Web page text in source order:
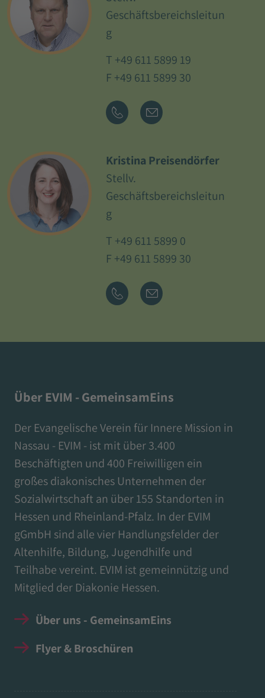
Geschäftsbereichsleitun
g
T +49 611 5899 19
F +49 611 5899 30
Kristina Preisendörfer
Stellv.
Geschäftsbereichsleitun
g
T +49 611 5899 0
F +49 611 5899 30
Über EVIM - GemeinsamEins
Der Evangelische Verein für Innere Mission in
Nassau - EVIM - ist mit über 3.400
Beschäftigten und 400 Freiwilligen ein
großes diakonisches Unternehmen der
Sozialwirtschaft an über 155 Standorten in
Hessen und Rheinland-Pfalz. In der EVIM
gGmbH sind alle vier Handlungsfelder der
Altenhilfe, Bildung, Jugendhilfe und
Teilhabe vereint. EVIM ist gemeinnützig und
Mitglied der Diakonie Hessen.
Über uns - GemeinsamEins
Flyer & Broschüren